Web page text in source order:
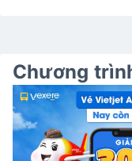
Chương